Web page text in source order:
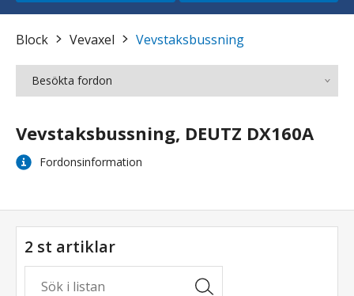
Block Vevaxel Vevstaksbussning
Besökta fordon
Vevstaksbussning, DEUTZ DX160A
Fordonsinformation
2 st artiklar